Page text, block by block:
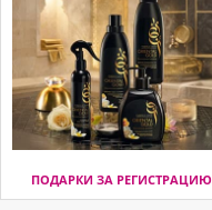
ПОДАРКИ ЗА РЕГИСТРАЦИЮ